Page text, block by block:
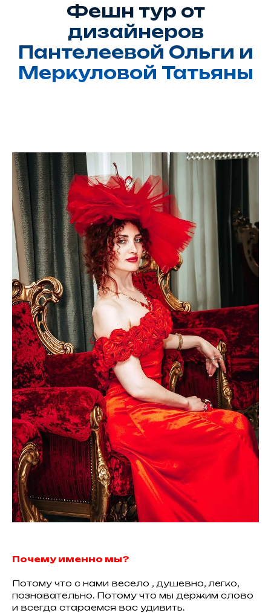
Фешн тур от
дизайнеров
Пантелеевой Ольги и
Меркуловой Татьяны
Почему именно мы?
Потому что с нами весело , душевно, легко,
познавательно. Потому что мы держим слово
и всегда стараемся вас удивить.